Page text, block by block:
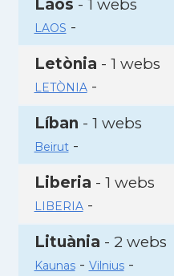
Laos - 1 webs
LAOS -
Letònia - 1 webs
LETÒNIA-
Líban - 1 webs
Beirut-
Liberia - 1 webs
LIBERIA-
Lituània - 2 webs
Kaunas- Vilnius-